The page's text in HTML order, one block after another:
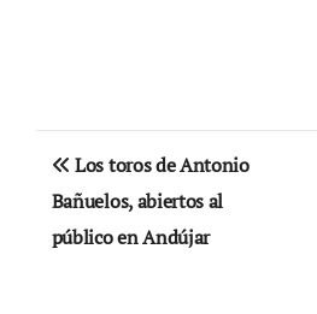
Navegación
de
entradas
Los toros de Antonio
Bañuelos, abiertos al
público en Andújar